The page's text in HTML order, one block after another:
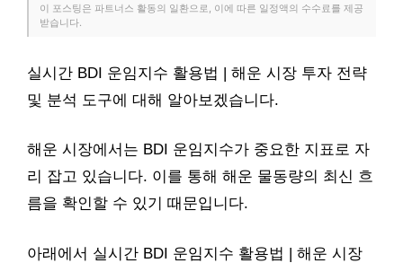
이 포스팅은 파트너스 활동의 일환으로, 이에 따른 일정액의 수수료를 제공
받습니다.
실시간 BDI 운임지수 활용법 | 해운 시장 투자 전략
및 분석 도구에 대해 알아보겠습니다.
해운 시장에서는 BDI 운임지수가 중요한 지표로 자
리 잡고 있습니다. 이를 통해 해운 물동량의 최신 흐
름을 확인할 수 있기 때문입니다.
아래에서 실시간 BDI 운임지수 활용법 | 해운 시장